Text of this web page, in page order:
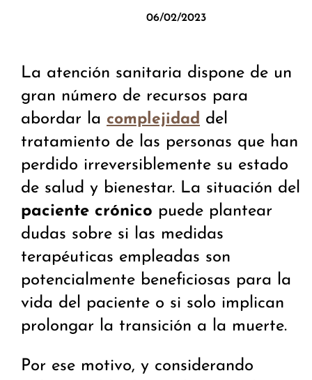
06/02/2023
La atención sanitaria dispone de un
gran número de recursos para
abordar la complejidad del
tratamiento de las personas que han
perdido irreversiblemente su estado
de salud y bienestar. La situación del
paciente crónico puede plantear
dudas sobre si las medidas
terapéuticas empleadas son
potencialmente beneficiosas para la
vida del paciente o si solo implican
prolongar la transición a la muerte.
Por ese motivo, y considerando